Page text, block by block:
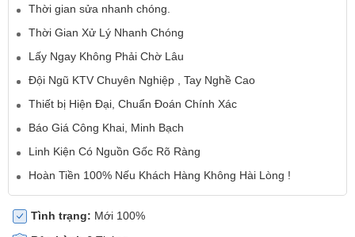
Thời gian sửa nhanh chóng.
Thời Gian Xử Lý Nhanh Chóng
Lấy Ngay Không Phải Chờ Lâu
Đội Ngũ KTV Chuyên Nghiệp , Tay Nghề Cao
Thiết bị Hiện Đại, Chuẩn Đoán Chính Xác
Báo Giá Công Khai, Minh Bạch
Linh Kiện Có Nguồn Gốc Rõ Ràng
Hoàn Tiền 100% Nếu Khách Hàng Không Hài Lòng !
Tình trạng: Mới 100%